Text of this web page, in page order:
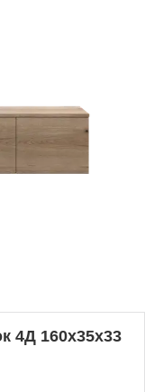
4Д 160х35х33